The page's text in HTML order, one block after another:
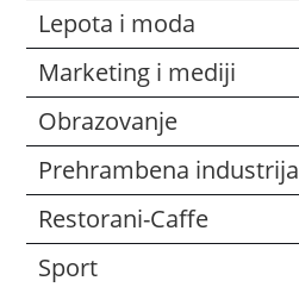
Lepota i moda
Marketing i mediji
Obrazovanje
Prehrambena industrija
Restorani-Caffe
Sport